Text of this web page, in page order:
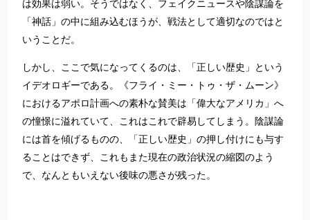
は効果は弱い。そうではなく、フェイクニュースや陰謀論を
「神話」の中に組み込むほうが、戦法として適切なのではと
いうことだ。
しかし、ここで気になってくるのは、「正しい歴史」という
イデオロギーである。《フライ・ミー・トゥ・ザ・ムーン》
におけるアポロ計画への素朴な賛美は「偉大なアメリカ」へ
の憧憬に溢れていて、これはこれで辟易してしまう。陰謀論
には首を傾げるものの、「正しい歴史」の押し付けにも与す
ることはできず、これもまた現在の政治状況の縮図のよう
で、なんともいえない後味の悪さが残った。